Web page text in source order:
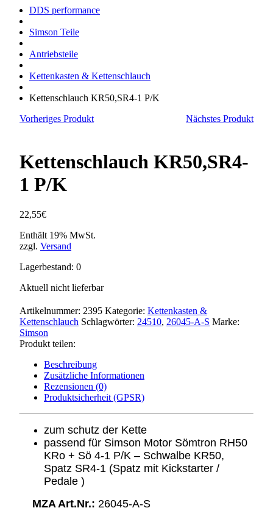
DDS performance
Simson Teile
Antriebsteile
Kettenkasten & Kettenschlauch
Kettenschlauch KR50,SR4-1 P/K
Vorheriges Produkt
Nächstes Produkt
Kettenschlauch KR50,SR4-
1 P/K
22,55€
Enthält 19% MwSt.
zzgl. Versand
Lagerbestand: 0
Aktuell nicht lieferbar
Artikelnummer: 2395 Kategorie: Kettenkasten &
Kettenschlauch Schlagwörter: 24510, 26045-A-S Marke:
Simson
Produkt teilen:
Beschreibung
Zusätzliche Informationen
Rezensionen (0)
Produktsicherheit (GPSR)
zum schutz der Kette
passend für Simson Motor Sömtron RH50
KRo + Sö 4-1 P/K – Schwalbe KR50,
Spatz SR4-1 (Spatz mit Kickstarter /
Pedale )
MZA Art.Nr.: 26045-A-S